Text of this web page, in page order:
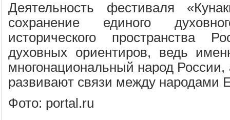
Деятельность фестиваля
сохранение единого
исторического пространства
духовных ориентиров, ведь
многонациональный народ России,
развивают связи между народами
Фото: portal.ru